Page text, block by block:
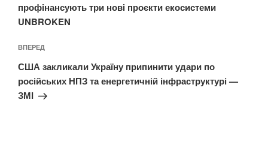
профінансують три нові проєкти екосистеми
UNBROKEN
Наступний
запис
ВПЕРЕД
США закликали Україну припинити удари по
російських НПЗ та енергетичній інфраструктурі —
ЗМІ